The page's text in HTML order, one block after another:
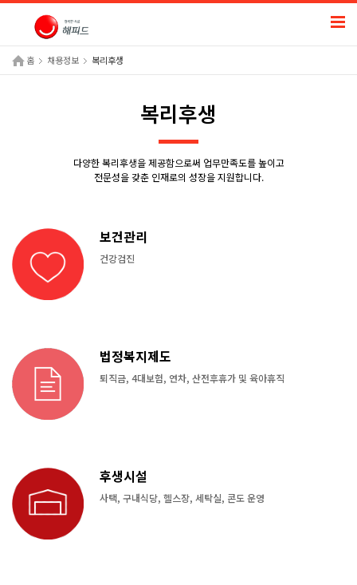
홈 채용정보 복리후생
복리후생
다양한 복리후생을 제공함으로써 업무만족도를 높이고
전문성을 갖춘 인재로의 성장을 지원합니다.
보건관리
건강검진
법정복지제도
퇴직금, 4대보험, 연차, 산전후휴가 및 육아휴직
후생시설
사택, 구내식당, 헬스장, 세탁실, 콘도 운영